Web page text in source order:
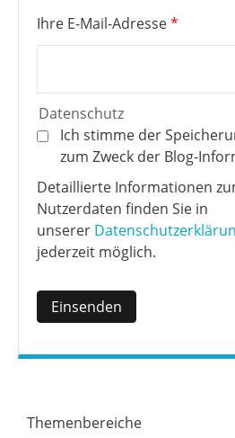
Ihre E-Mail-Adresse*
Datenschutz
Ich stimme der
zum Zweck der Blog-
Detaillierte Informationen
Nutzerdaten finden Sie in
unserer
jederzeit möglich.
Themenbereiche